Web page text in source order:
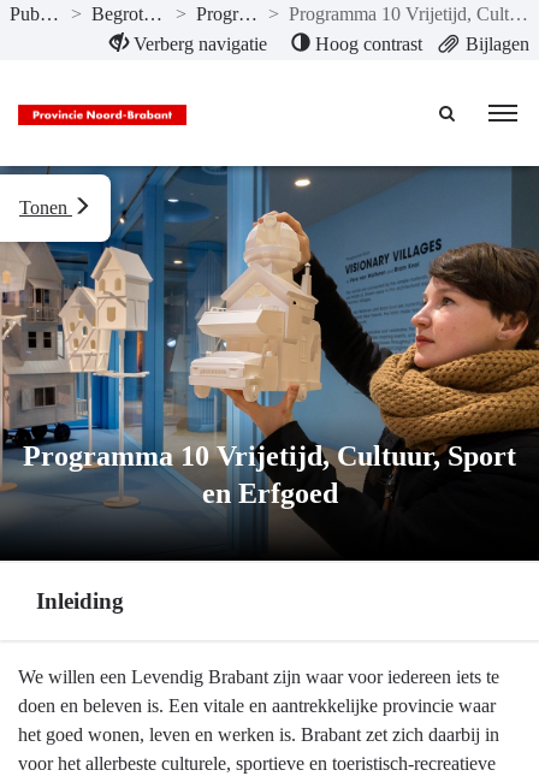
Naar hoofdinhoud
Publicaties > Begroting 2023 > Programma’s >
Programma 10 Vrijetijd, Cultuur, Sport en Erfgoed
Verberg navigatie
Hoog contrast Bijlagen
Programma 10 Vrijetijd, Cultuur, Sport
en Erfgoed
Tonen
Inleiding
Terug
naar
navigatie
We willen een Levendig Brabant zijn waar voor iedereen iets te
doen en beleven is. Een vitale en aantrekkelijke provincie waar
het goed wonen, leven en werken is. Brabant zet zich daarbij in
voor het allerbeste culturele, sportieve en toeristisch-recreatieve